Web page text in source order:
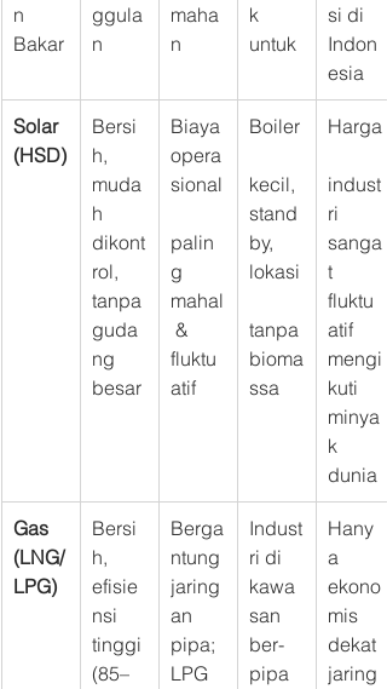
n
Bakar
ggula
n
maha
n
k
untuk
si di
Indon
esia
Solar
(HSD)
Bersi
h,
muda
h
dikont
rol,
tanpa
guda
ng
besar
Biaya
opera
sional
palin
g
mahal
&
fluktu
atif
Boiler
kecil,
stand
by,
lokasi
tanpa
bioma
ssa
Harga
indust
ri
sanga
t
fluktu
atif
mengi
kuti
minya
k
dunia
Gas
(LNG/
LPG)
Bersi
h,
efisie
nsi
tinggi
(85–
Berga
ntung
jaring
an
pipa;
LPG
Indust
ri di
kawa
san
ber-
pipa
Hany
a
ekono
mis
dekat
jaring